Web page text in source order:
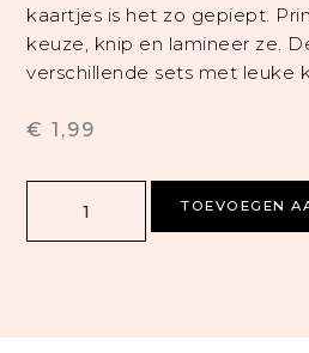
kaartjes is het zo gepiept.
keuze, knip en lamineer ze.
verschillende sets met leuke
€ 1,99
TOEVOEGEN